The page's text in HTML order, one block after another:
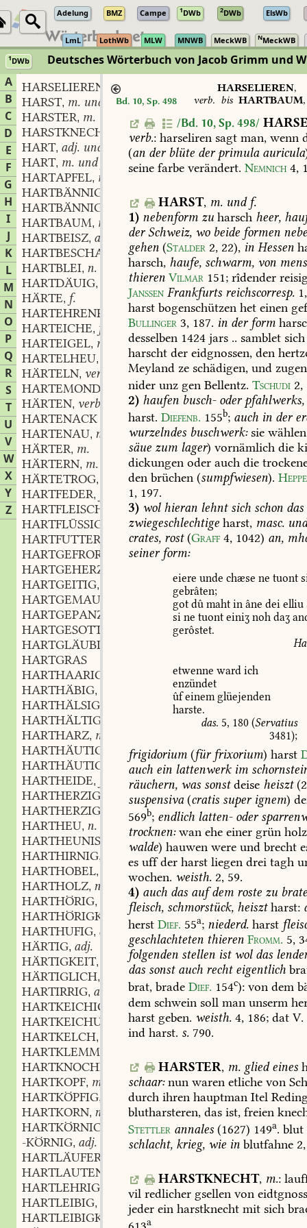
Adelung BMZ Campe 1DWb 2DWb ElsWb
LmL LothWb MLW MNWB MeckWB NMeckWB
1DWb Deutsches Wörterbuch von Jacob Grimm und
A
B
C
D
E
F
G
H
I
J
K
L
M
N
O
P
Q
R
S
T
U
V
W
X
Y
Z
HARSELIEREN
verb.
HARST, m. und f.
HARSTER, m.
HARSTKNECHT
m.
HART, adj. und adv.
HART, m. und f.
HARTAPFEL, m.
HARTBÄNNIG
HARTBÄNNIGKEIT
,f.
HARTBAUM, m.
HARTBEISZ, adj.
HARTBESCHATZT
,part.
HARTBLEI, n.
HARTDÄUIG,
HÄRTE, f.
HARTEHRENRÜHRIG
HARTEICHE, f.
HARTEIGEL, m.
HARTELHEU,
HÄRTELN, verb.
HARTEMOND
HÄRTEN, verb.
HARTENACK
HARTENAU, n.
HÄRTER, m.
HÄRTERN, m.
HÄRTETROG,
HARTFEDER,
HARTFLEISCHIG
adj.
HARTFLÜSSIG
HARTFUTTER
HARTGEFROREN
part.
HARTGEHERZT
HARTGEITIG,
HARTGEMAULT
HARTGEPANZERT
HARTGESOTTEN
HARTGLÄUBIG
HARTGRAS
HARTHAARIG
HARTHÄBIG,
HARTHÄLSIG
HARTHÄLTIG
HARTHARZ, m.
HARTHÄUTIG
HARTHÄUTIGKEIT,f.
HARTHEIDE,
HARTHERZIG
HARTHERZIGKEIT
, f.
HARTHEU, n.
HARTHEUNISCH
m.
HARTHIRNIG,
HARTHOBEL,
HARTHOLZ, n.
HARTHÖRIG,
HARTHÖRIGKEIT
HARTHUFIG, adj.
HÄRTIG, adj.
HÄRTIGKEIT,
HÄRTIGLICH,
HARTIRRIG, adj.
HARTKEICHIG
adj.
HARTKEICHUNG
f.
HARTKELCH,
HARTKLEMMIG
HARTKNOCHIG
adj.
HARTKOPF, m.
HARTKÖPFIG,
HARTKORN, n.
HARTKÖRNICHT
adj.
-KÖRNIG, adj.
HARTLÄUFER
HARTLAUTEND
part.
HARTLEHRIG
HARTLEIBIG,
HARTLEIBIGKEIT
f.
Bd. 10, Sp. 498
HARSELIEREN,
verb. bis HARTBAUM
/Bd. 10, Sp. 498/
verb.: harseliren sagt man, wenn
(an derblüte derprimulaauricula
seine farbe verändert. Nemnich 4,
HARST, m.undf.
1) nebenform zu harsch heer,
derSchweiz, wobeide formen
gehen (Stalder 2, 22), in Hessen
harsch, haufe, schwarm, von
thieren Vilmar 151; rîdender
Janssen Frankfurts reichscorresp. 1,
harst bogenschützen het einen
Bullinger 3, 187. in derform
desselben 1424 jars .. samblet sich
harscht der eidgnossen, den
Meyland ze schädigen, und zugen
nider unz gen Bellentz. Tschudi 2,
2) haufen busch-oderpfahlwerks,
harst. Diefenb. 155b; auch in der
wurzelndes buschwerk:sie wählen
säue zum lager) vornämlich die
dickungen oder auch die
den brüchen (sumpfwiesen). Heppe
1, 197.
3) wolhieran lehntsich schon das
zwiegeschlechtige harst, masc.
crates, rost(Graff 4, 1042) an,
seinerform:
eiere unde chæse ne tuont
gebrâten;
got dû maht in âne dei elliu
si ne tuont einiʒ noh daʒ
gerôstet.
etwenne ward ich
enzündet
ûfeinem glüejenden
harste.
das. 5, 180 (Servatius
3481);
frigidorium (fürfrixorium) harst
auch ein lattenwerkim
räuchern, was sonstdeise heiszt
suspensiva(cratis superignem)
569b; endlich latten-oder
trocknen:wan ehe einer grün holz
walde) hauwen were und brecht
es uffder harst liegen drei tagh
wochen. weisth. 2, 59.
4) auch das aufdem roste zu
fleisch, schmorstück, heisztharst:
herst Dief. 55a; niederd. harst
geschlachteten thieren Fromm. 5,
folgenden stellen istwoldas
das sonstauch rechteigentlich
brat, brade Dief. 154c): von dem
dem schwein soll man unserm
harst geben. weisth. 4, 186; dat V.
ind harst. s. 790.
HARSTER, m. gliedeines
schaar:nun waren etliche von
durch ihren hauptman Itel
blutharsteren, das ist, freien
Stettler annales (1627) 149a. blut
schlacht, krieg, wie in blutfahne 2,
HARSTKNECHT, m.:
vil redlicher gsellen von
jeder ein harstknecht mit sich
a